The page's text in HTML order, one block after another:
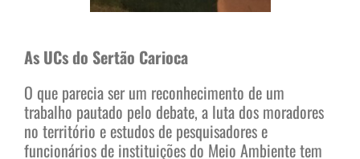
As UCs do Sertão Carioca
O que parecia ser um reconhecimento de um
trabalho pautado pelo debate, a luta dos moradores
no território e estudos de pesquisadores e
funcionários de instituições do Meio Ambiente tem